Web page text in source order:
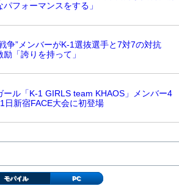
フォーマンスをする」
争”メンバーがK-1選抜選手と7対7の対抗
「誇りを持って」
ール「K-1 GIRLS team KHAOS」メンバー4
日新宿FACE大会に初登場
モバイル PC